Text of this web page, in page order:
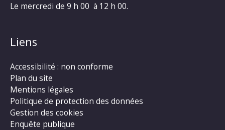
Le mercredi de 9 h 00 à 12 h 00.
Liens
Accessibilité : non conforme
Plan du site
Mentions légales
Politique de protection des données
Gestion des cookies
Enquête publique